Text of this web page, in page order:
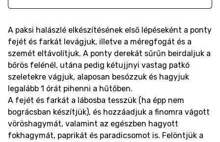
A paksi halászlé elkészítésének első lépéseként a ponty
fejét és farkát levágjuk, illetve a méregfogát és a
szemét eltávolítjuk. A ponty derekát sűrűn beirdaljuk a
bőrös felénél, utána pedig kétujjnyi vastag patkó
szeletekre vágjuk, alaposan besózzuk és hagyjuk
legalább 1 órát pihenni a hűtőben.
A fejét és farkát a lábosba tesszük (ha épp nem
bográcsban készítjük), és hozzáadjuk a finomra vágott
vöröshagymát, valamint az egészben hagyott
fokhagymát, paprikát és paradicsomot is. Felöntjük a